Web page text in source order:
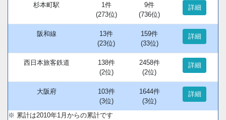
杉本町駅
1件
(273位)
9件
(736位)
詳細
阪和線
13件
(23位)
159件
(33位)
詳細
西日本旅客鉄道
138件
(2位)
2458件
(2位)
詳細
大阪府
103件
(3位)
1644件
(3位)
詳細
※ 累計は2010年1月からの累計です